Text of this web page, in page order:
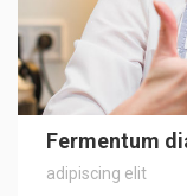
Fermentum
adipiscing elit